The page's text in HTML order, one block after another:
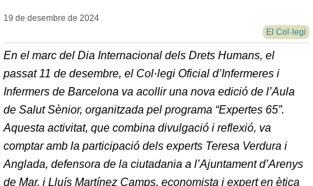
19 de desembre de 2024
El Col·legi
En el marc del Dia Internacional dels Drets Humans, el
passat 11 de desembre, el Col·legi Oficial d’Infermeres i
Infermers de Barcelona va acollir una nova edició de l’Aula
de Salut Sènior, organitzada pel programa “Expertes 65”.
Aquesta activitat, que combina divulgació i reflexió, va
comptar amb la participació dels experts Teresa Verdura i
Anglada, defensora de la ciutadania a l’Ajuntament d’Arenys
de Mar, i Lluís Martínez Camps, economista i expert en ètica